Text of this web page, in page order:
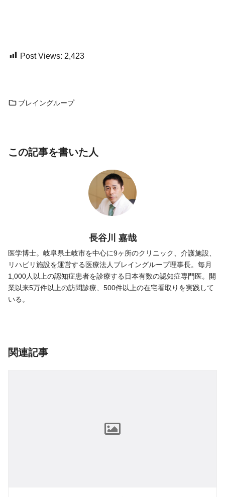
Post Views: 2,423
ブレイングループ
この記事を書いた人
長谷川 嘉哉
医学博士。岐阜県土岐市を中心に9ヶ所のクリニック、介護施設、
リハビリ施設を運営する医療法人ブレイングループ理事長。毎月
1,000人以上の認知症患者を診療する日本有数の認知症専門医。開
業以来5万件以上の訪問診療、500件以上の在宅看取りを実践して
いる。
関連記事